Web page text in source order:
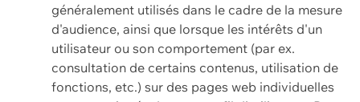
généralement utilisés dans le cadre de la mesure
d'audience, ainsi que lorsque les intérêts d'un
utilisateur ou son comportement (par ex.
consultation de certains contenus, utilisation de
fonctions, etc.) sur des pages web individuelles